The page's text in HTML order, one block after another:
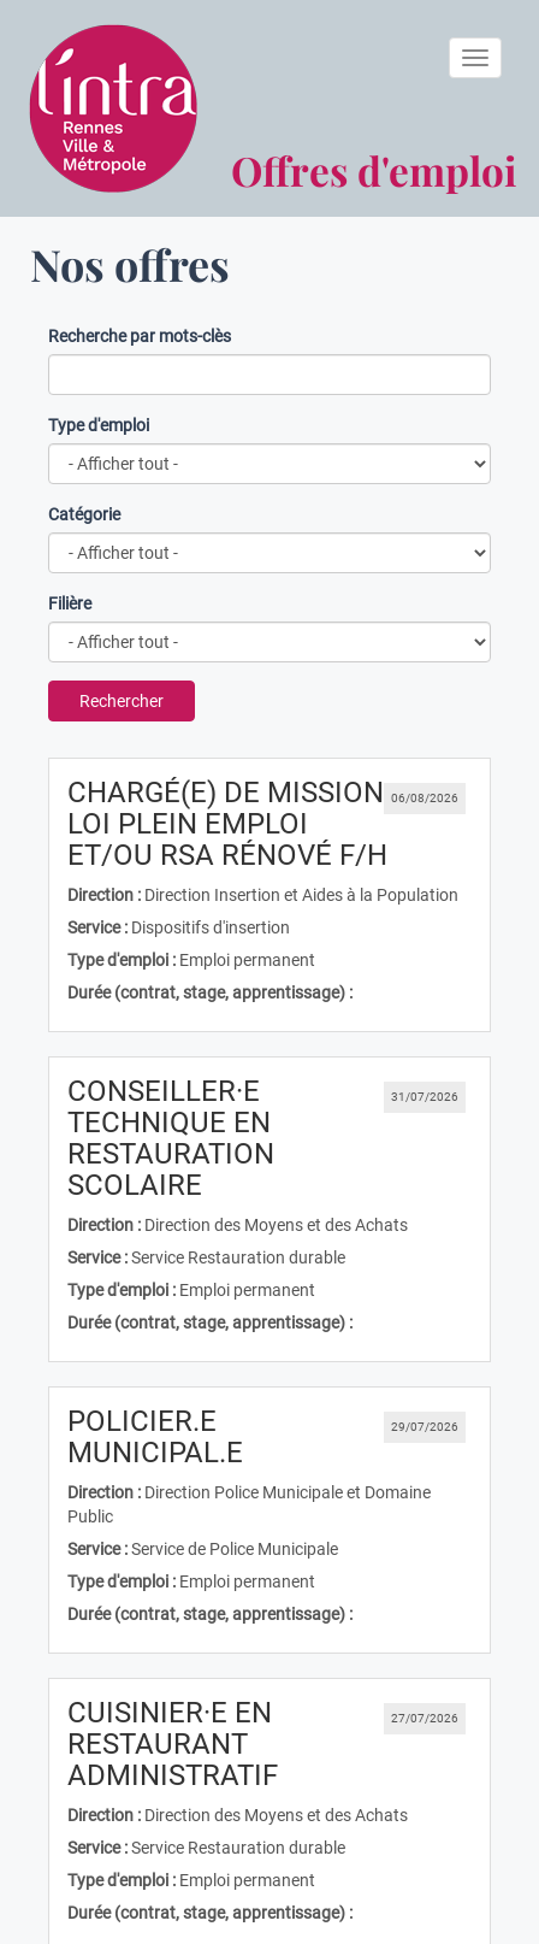
Offres d'emploi
Toggle
Nos offres
Recherche par mots-clès
Type d'emploi
Catégorie
Filière
Rechercher
06/08/2026
CHARGÉ(E) DE MISSION
LOI PLEIN EMPLOI
ET/OU RSA RÉNOVÉ F/H
Direction : Direction Insertion et Aides à la Population
Service : Dispositifs d'insertion
Type d'emploi : Emploi permanent
Durée (contrat, stage, apprentissage) :
31/07/2026
CONSEILLER·E
TECHNIQUE EN
RESTAURATION
SCOLAIRE
Direction : Direction des Moyens et des Achats
Service :Service Restauration durable
Type d'emploi : Emploi permanent
Durée (contrat, stage, apprentissage) :
29/07/2026
POLICIER.E
MUNICIPAL.E
Direction : Direction Police Municipale et Domaine
Public
Service :Service de Police Municipale
Type d'emploi : Emploi permanent
Durée (contrat, stage, apprentissage) :
27/07/2026
CUISINIER·E EN
RESTAURANT
ADMINISTRATIF(Nouvelle fenêtre)
Direction : Direction des Moyens et des Achats
Service :Service Restauration durable
Type d'emploi : Emploi permanent
Durée (contrat, stage, apprentissage) :